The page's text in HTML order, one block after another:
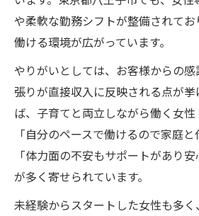
や柔軟な勤務シフトが整備されて
働ける環境が広がっています。
やりがいとしては、お客様からの
張りが直接収入に反映される点が
ば、子育てと両立しながら働く女
「自分のペースで働けるので家庭と
「体力面の不安もサポートがあり
が多く寄せられています。
未経験からスタートした女性も多